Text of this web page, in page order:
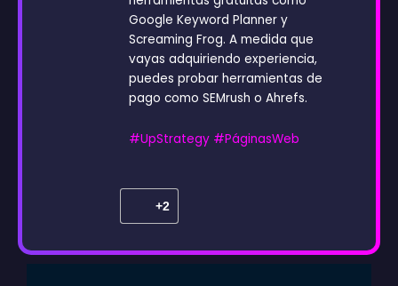
Google Keyword Planner y
Screaming Frog. A medida que
vayas adquiriendo experiencia,
puedes probar herramientas de
pago como SEMrush o Ahrefs.
#UpStrategy #PáginasWeb
+2